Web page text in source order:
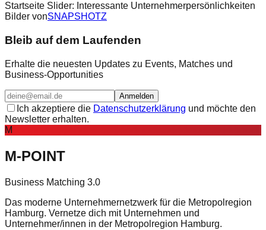
Startseite Slider: Interessante Unternehmerpersönlichkeiten
Bilder vonSNAPSHOTZ
Bleib auf dem Laufenden
Erhalte die neuesten Updates zu Events, Matches und
Business-Opportunities
Anmelden
Ich akzeptiere die Datenschutzerklärung und möchte den
Newsletter erhalten.
M
M-POINT
Business Matching 3.0
Das moderne Unternehmernetzwerk für die Metropolregion
Hamburg. Vernetze dich mit Unternehmen und
Unternehmer/innen in der Metropolregion Hamburg.